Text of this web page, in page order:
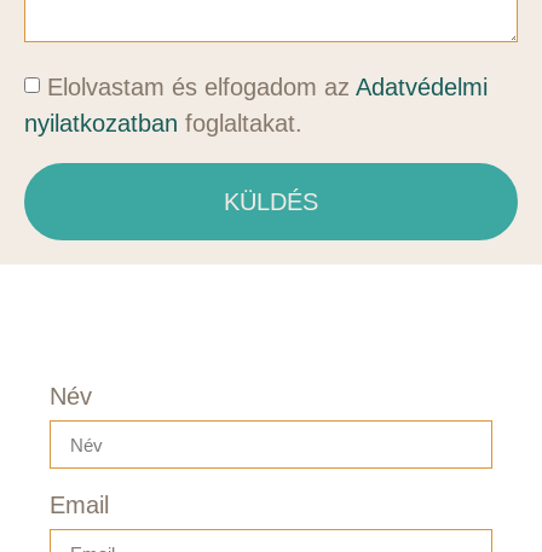
Elolvastam és elfogadom az Adatvédelmi
nyilatkozatban foglaltakat.
KÜLDÉS
Név
Email